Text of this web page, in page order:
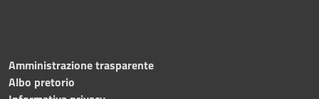
Amministrazione trasparente
Albo pretorio